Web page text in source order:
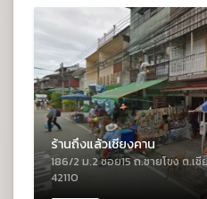
ร้านถึงแล้วเชียงคาน
186/2 ม.2 ซอย15 ถ.ชายโขง ต.เ
42110